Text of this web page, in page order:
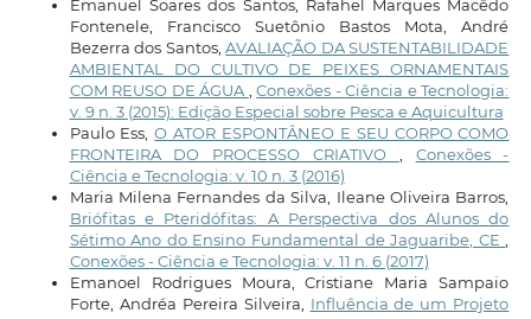
Emanuel Soares dos Santos, Rafahel Marques Macêdo
Fontenele, Francisco Suetônio Bastos Mota, André
Bezerra dos Santos,AVALIAÇÃO DA SUSTENTABILIDADE
AMBIENTAL DO CULTIVO DE PEIXES ORNAMENTAIS
COM REUSO DE ÁGUA ,Conexões - Ciência e Tecnologia:
v. 9 n. 3 (2015): Edição Especial sobre Pesca e Aquicultura
Paulo Ess,O ATOR ESPONTÂNEO E SEU CORPO COMO
FRONTEIRA DO PROCESSO CRIATIVO , Conexões -
Ciência e Tecnologia: v. 10 n. 3 (2016)
Maria Milena Fernandes da Silva, Ileane Oliveira Barros,
Briófitas e Pteridófitas: A Perspectiva dos Alunos do
Sétimo Ano do Ensino Fundamental de Jaguaribe, CE,
Conexões - Ciência e Tecnologia: v. 11 n. 6 (2017)
Emanoel Rodrigues Moura, Cristiane Maria Sampaio
Forte, Andréa Pereira Silveira, Influência de um Projeto